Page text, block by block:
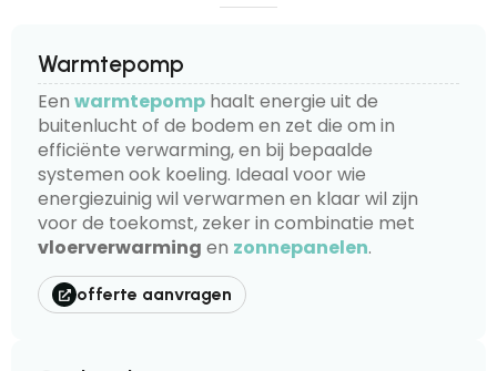
Warmtepomp
Een warmtepomp haalt energie uit de
buitenlucht of de bodem en zet die om in
efficiënte verwarming, en bij bepaalde
systemen ook koeling. Ideaal voor wie
energiezuinig wil verwarmen en klaar wil zijn
voor de toekomst, zeker in combinatie met
vloerverwarming en zonnepanelen.
offerte aanvragen